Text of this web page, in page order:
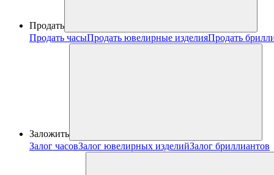
Продать
Продать часыПродать ювелирные изделияПродать
Заложить
Залог часовЗалог ювелирных изделийЗалог бриллиантов